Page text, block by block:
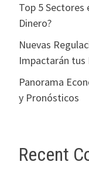
Top 5 Sectores
Dinero?
Nuevas
Impactarán tus
Panorama
y Pronósticos
Recent